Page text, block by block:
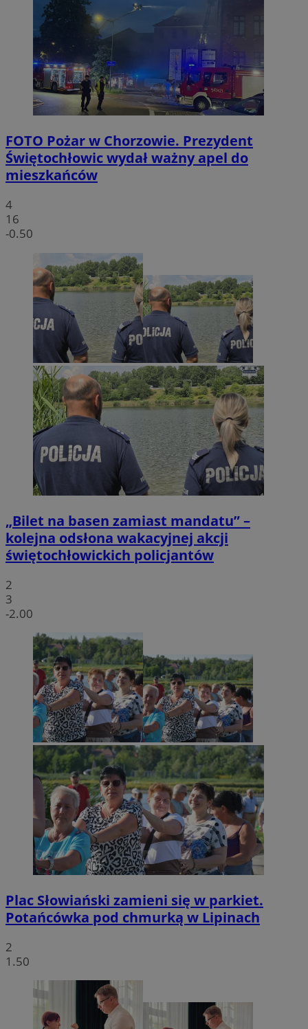
FOTO Pożar w Chorzowie. Prezydent
Świętochłowic wydał ważny apel do
mieszkańców
4
16
-0.50
„Bilet na basen zamiast mandatu” –
kolejna odsłona wakacyjnej akcji
świętochłowickich policjantów
2
3
-2.00
Plac Słowiański zamieni się w parkiet.
Potańcówka pod chmurką w Lipinach
2
1.50